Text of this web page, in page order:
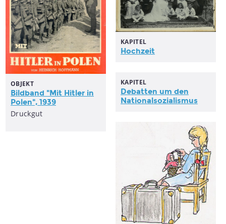
OBJEKT
Bildband "Mit Hitler in
Polen", 1939
Druckgut
KAPITEL
Hochzeit
KAPITEL
Debatten um den
Nationalsozialismus